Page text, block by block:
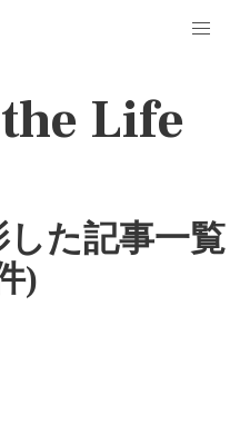
Life
た記事一覧
)